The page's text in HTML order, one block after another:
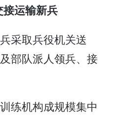
运输新兵
采取兵役机关送
部队派人领兵、接
练机构成规模集中